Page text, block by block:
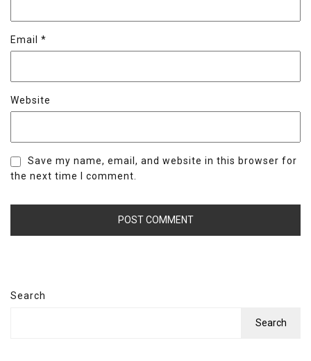
Email *
Website
Save my name, email, and website in this browser for
the next time I comment.
Search
Search